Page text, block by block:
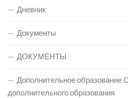
Дневник
Документы
ДОКУМЕНТЫ
Дополнительное
дополнительного образования.